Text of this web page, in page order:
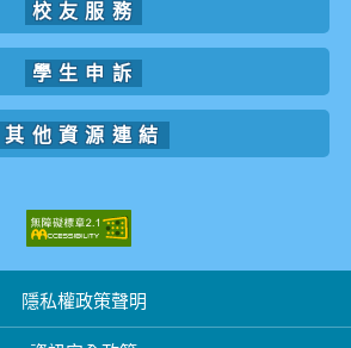
校友服務
學生申訴
其他資源連結
隱私權政策聲明